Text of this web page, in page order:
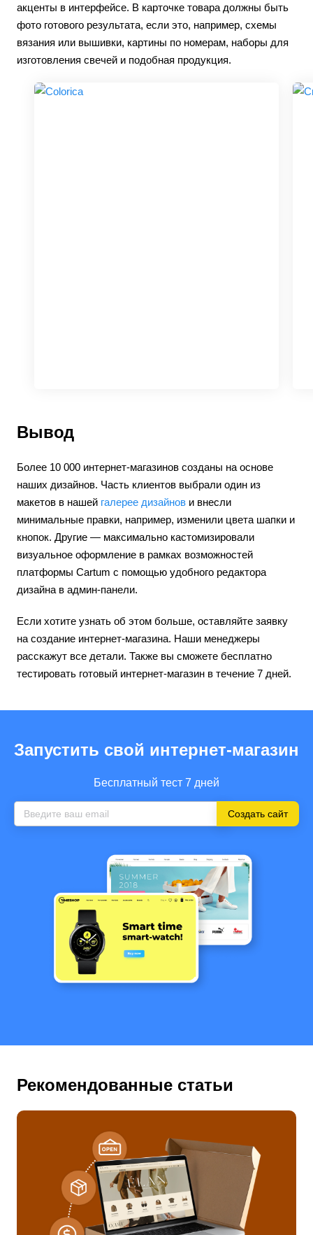
акценты в интерфейсе. В карточке товара должны быть
фото готового результата, если это, например, схемы
вязания или вышивки, картины по номерам, наборы для
изготовления свечей и подобная продукция.
Вывод
Более 10 000 интернет-магазинов созданы на основе
наших дизайнов. Часть клиентов выбрали один из
макетов в нашей галерее дизайнов и внесли
минимальные правки, например, изменили цвета шапки и
кнопок. Другие — максимально кастомизировали
визуальное оформление в рамках возможностей
платформы Cartum с помощью удобного редактора
дизайна в админ-панели.
Если хотите узнать об этом больше, оставляйте заявку
на создание интернет-магазина. Наши менеджеры
расскажут все детали. Также вы сможете бесплатно
тестировать готовый интернет-магазин в течение 7 дней.
Запустить свой интернет-магазин
Бесплатный тест 7 дней
Создать сайт
Рекомендованные статьи